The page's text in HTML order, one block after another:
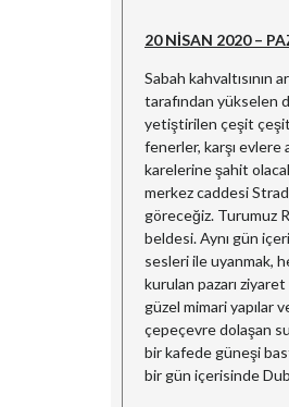
20 NİSAN 2020 –
Sabah kahvaltısının
tarafından yükselen
yetiştirilen çeşit çeşit
fenerler, karşı evlere
karelerine şahit
merkez caddesi
göreceğiz. Turumuz
beldesi. Aynı gün
sesleri ile uyanmak,
kurulan pazarı
güzel mimari yapılar
çepeçevre dolaşan
bir kafede güneşi
bir gün içerisinde